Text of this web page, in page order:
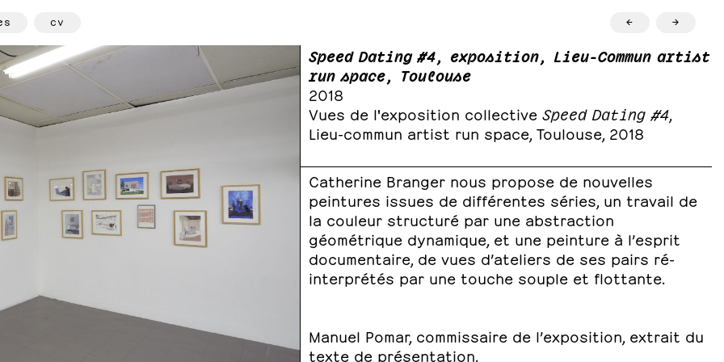
cv ← →
Speed Dating #4, exposition, Lieu-Commun artist
run space, Toulouse
2018
Vues de l'exposition collective Speed Dating #4,
Lieu-commun artist run space, Toulouse, 2018
Catherine Branger nous propose de nouvelles
peintures issues de différentes séries, un travail de
la couleur structuré par une abstraction
géométrique dynamique, et une peinture à l’esprit
documentaire, de vues d’ateliers de ses pairs ré-
interprétés par une touche souple et flottante.
Manuel Pomar, commissaire de l’exposition, extrait du
texte de présentation.